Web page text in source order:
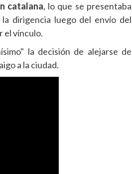
catalana, lo que se presentaba
dirigencia luego del envío del
el vínculo.
la decisión de alejarse de
a la ciudad.